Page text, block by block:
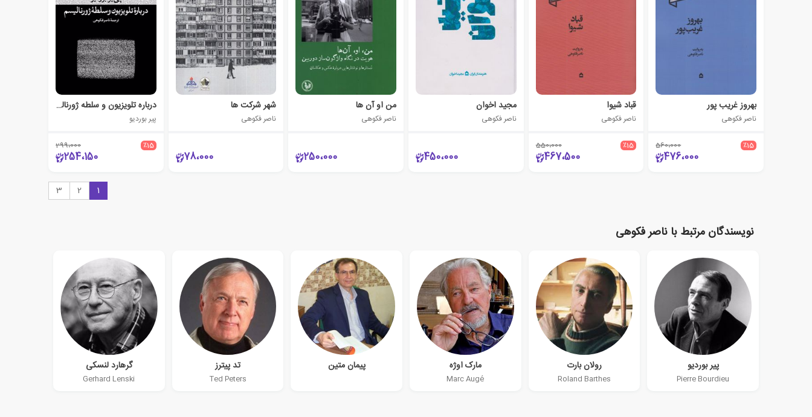
بهروز غریب پور
ناصر فکوهی
٪15 560،000
476،000
قباد شیوا
ناصر فکوهی
٪15 550،000
467،500
مجید اخوان
ناصر فکوهی
450،000
من او آن ها
ناصر فکوهی
250،000
شهر شرکت ها
ناصر فکوهی
78،000
درباره تلویزیون و سلطه ژورنالیسم
پیر بوردیو
٪15 299،000
254،150
1
2
3
نویسندگان مرتبط با ناصر فکوهی
پیر بوردیو
Pierre Bourdieu
رولان بارت
Roland Barthes
مارک اوژه
Marc Augé
پیمان متین تد پیترز
Ted Peters
گرهارد لنسکی
Gerhard Lenski